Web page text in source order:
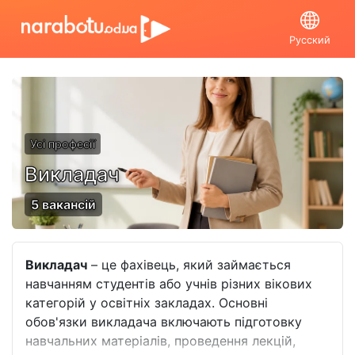
Русский
Усі професії
Викладач
5 вакансій
Викладач – це фахівець, який займається
навчанням студентів або учнів різних вікових
категорій у освітніх закладах. Основні
обов'язки викладача включають підготовку
навчальних матеріалів, проведення лекцій,